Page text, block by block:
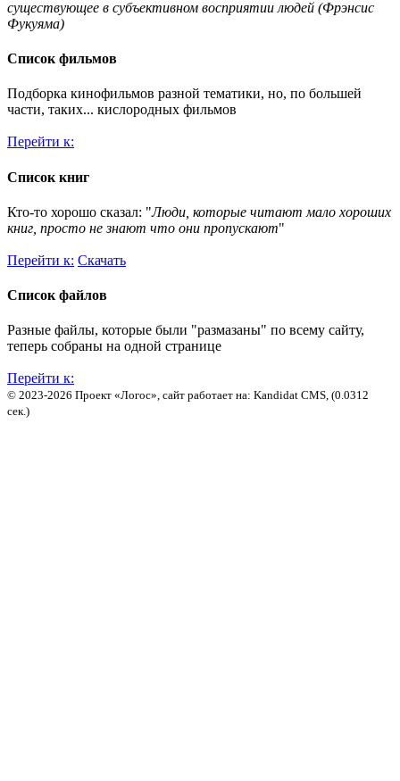
существующее в субъективном восприятии людей (Фрэнсис
Фукуяма)
Список фильмов
Подборка кинофильмов разной тематики, но, по большей
части, таких... кислородных фильмов
Перейти к:
Список книг
Кто-то хорошо сказал: "Люди, которые читают мало хороших
книг, просто не знают что они пропускают"
Перейти к: Скачать
Список файлов
Разные файлы, которые были "размазаны" по всему сайту,
теперь собраны на одной странице
Перейти к:
© 2023-2026 Проект «Логос», сайт работает на: Kandidat CMS, (0.0312
сек.)